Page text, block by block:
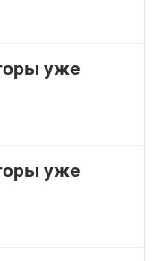
уже
уже